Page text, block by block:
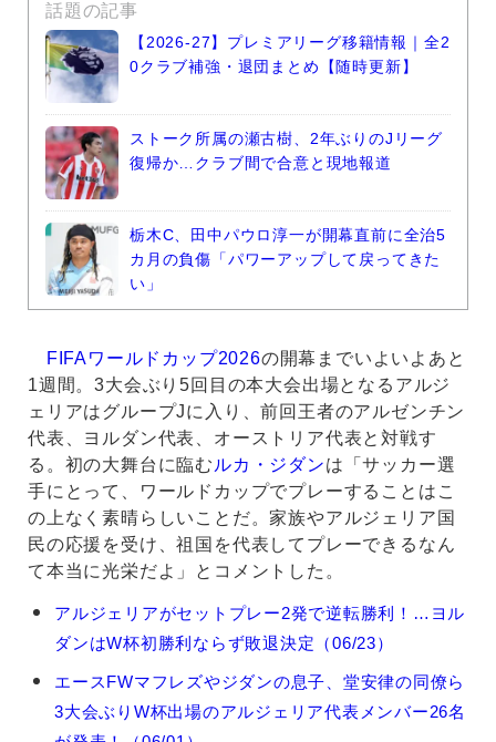
話題の記事
【2026-27】プレミアリーグ移籍情報｜全2
0クラブ補強・退団まとめ【随時更新】
ストーク所属の瀬古樹、2年ぶりのJリーグ
復帰か…クラブ間で合意と現地報道
栃木C、田中パウロ淳一が開幕直前に全治5
カ月の負傷「パワーアップして戻ってきた
い」
FIFAワールドカップ2026の開幕までいよいよあと
1週間。3大会ぶり5回目の本大会出場となるアルジ
ェリアはグループJに入り、前回王者のアルゼンチン
代表、ヨルダン代表、オーストリア代表と対戦す
る。初の大舞台に臨むルカ・ジダンは「サッカー選
手にとって、ワールドカップでプレーすることはこ
の上なく素晴らしいことだ。家族やアルジェリア国
民の応援を受け、祖国を代表してプレーできるなん
て本当に光栄だよ」とコメントした。
ル
カ・
ダ
アルジェリアがセットプレー2発で逆転勝利！…ヨル
ダンはW杯初勝利ならず敗退決定（06/23）
エースFWマフレズやジダンの息子、堂安律の同僚ら
3大会ぶりW杯出場のアルジェリア代表メンバー26名